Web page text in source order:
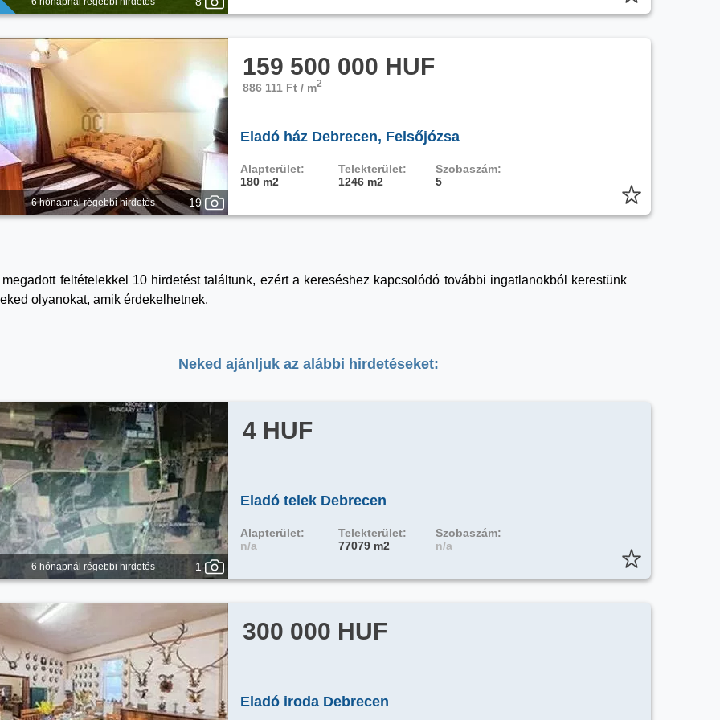
6 hónapnál régebbi hirdetés 19
159 500 000 HUF
886 111 Ft / m2
Eladó ház Debrecen, Felsőjózsa
Alapterület:
180 m2
Telekterület:
1246 m2
Szobaszám:
5
megadott feltételekkel 10 hirdetést találtunk, ezért a kereséshez kapcsolódó további ingatlanokból kerestünk
olyanokat, amik érdekelhetnek.
Neked ajánljuk az alábbi hirdetéseket:
6 hónapnál régebbi hirdetés 1
4 HUF
Eladó telek Debrecen
Alapterület:
n/a
Telekterület:
77079 m2
Szobaszám:
n/a
300 000 HUF
Eladó iroda Debrecen